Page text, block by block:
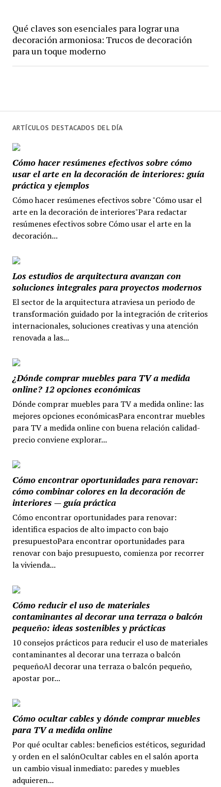
ARTÍCULOS DESTACADOS DEL DÍA
Cómo hacer resúmenes efectivos sobre cómo
usar el arte en la decoración de interiores: guía
práctica y ejemplos
Cómo hacer resúmenes efectivos sobre "Cómo usar el
arte en la decoración de interiores"Para redactar
resúmenes efectivos sobre Cómo usar el arte en la
decoración...
Los estudios de arquitectura avanzan con
soluciones integrales para proyectos modernos
El sector de la arquitectura atraviesa un periodo de
transformación guidado por la integración de criterios
internacionales, soluciones creativas y una atención
renovada a las...
¿Dónde comprar muebles para TV a medida
online? 12 opciones económicas
Dónde comprar muebles para TV a medida online: las
mejores opciones económicasPara encontrar muebles
para TV a medida online con buena relación calidad-
precio conviene explorar...
Cómo encontrar oportunidades para renovar:
cómo combinar colores en la decoración de
interiores — guía práctica
Cómo encontrar oportunidades para renovar:
identifica espacios de alto impacto con bajo
presupuestoPara encontrar oportunidades para
renovar con bajo presupuesto, comienza por recorrer
la vivienda...
Cómo reducir el uso de materiales
contaminantes al decorar una terraza o balcón
pequeño: ideas sostenibles y prácticas
10 consejos prácticos para reducir el uso de materiales
contaminantes al decorar una terraza o balcón
pequeñoAl decorar una terraza o balcón pequeño,
apostar por...
Cómo ocultar cables y dónde comprar muebles
para TV a medida online
Por qué ocultar cables: beneficios estéticos, seguridad
y orden en el salónOcultar cables en el salón aporta
un cambio visual inmediato: paredes y muebles
adquieren...
Qué claves son esenciales para lograr una
decoración armoniosa: Trucos de decoración
para un toque moderno